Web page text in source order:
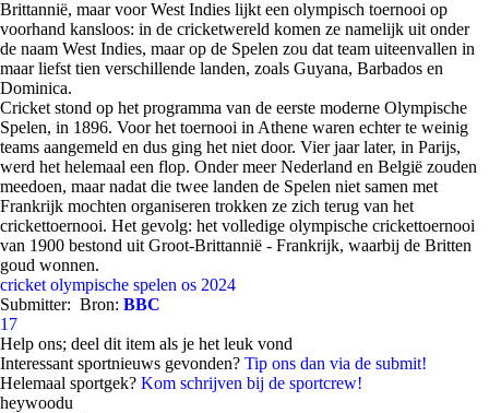
Brittannië, maar voor West Indies lijkt een olympisch toernooi op
voorhand kansloos: in de cricketwereld komen ze namelijk uit onder
de naam West Indies, maar op de Spelen zou dat team uiteenvallen in
maar liefst tien verschillende landen, zoals Guyana, Barbados en
Dominica.
Cricket stond op het programma van de eerste moderne Olympische
Spelen, in 1896. Voor het toernooi in Athene waren echter te weinig
teams aangemeld en dus ging het niet door. Vier jaar later, in Parijs,
werd het helemaal een flop. Onder meer Nederland en België zouden
meedoen, maar nadat die twee landen de Spelen niet samen met
Frankrijk mochten organiseren trokken ze zich terug van het
crickettoernooi. Het gevolg: het volledige olympische crickettoernooi
van 1900 bestond uit Groot-Brittannië - Frankrijk, waarbij de Britten
goud wonnen.
cricket olympische spelen os 2024
Submitter: Bron: BBC
17
Help ons; deel dit item als je het leuk vond
Interessant sportnieuws gevonden? Tip ons dan via de submit!
Helemaal sportgek? Kom schrijven bij de sportcrew!
heywoodu